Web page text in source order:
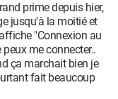
prime depuis hier,
jusqu'à la moitié et
"Connexion au
me connecter..
ça marchait bien je
fait beaucoup